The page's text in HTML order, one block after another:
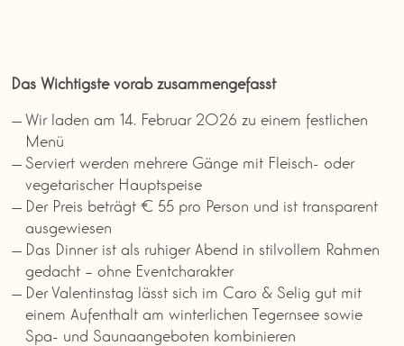
Das Wichtigste vorab zusammengefasst
Wir laden am 14. Februar 2026 zu einem festlichen
Menü
Serviert werden mehrere Gänge mit Fleisch- oder
vegetarischer Hauptspeise
Der Preis beträgt € 55 pro Person und ist transparent
ausgewiesen
Das Dinner ist als ruhiger Abend in stilvollem Rahmen
gedacht – ohne Eventcharakter
Der Valentinstag lässt sich im Caro & Selig gut mit
einem Aufenthalt am winterlichen Tegernsee sowie
Spa- und Saunaangeboten kombinieren